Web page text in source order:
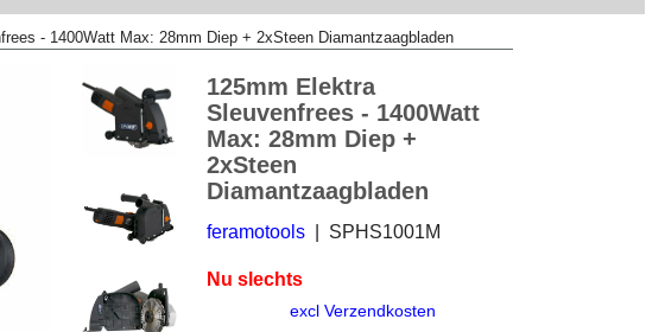
- 1400Watt Max: 28mm Diep + 2xSteen Diamantzaagbladen
125mm Elektra
Sleuvenfrees - 1400Watt
Max: 28mm Diep +
2xSteen
Diamantzaagbladen
feramotools SPHS1001M
Nu slechts
excl Verzendkosten